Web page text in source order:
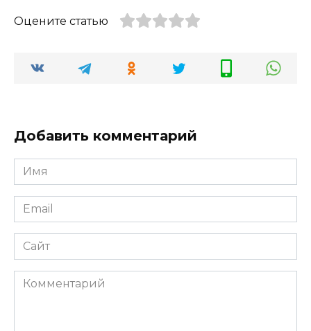
Оцените статью
Добавить комментарий
Имя
*
Email
*
Сайт
Комментарий